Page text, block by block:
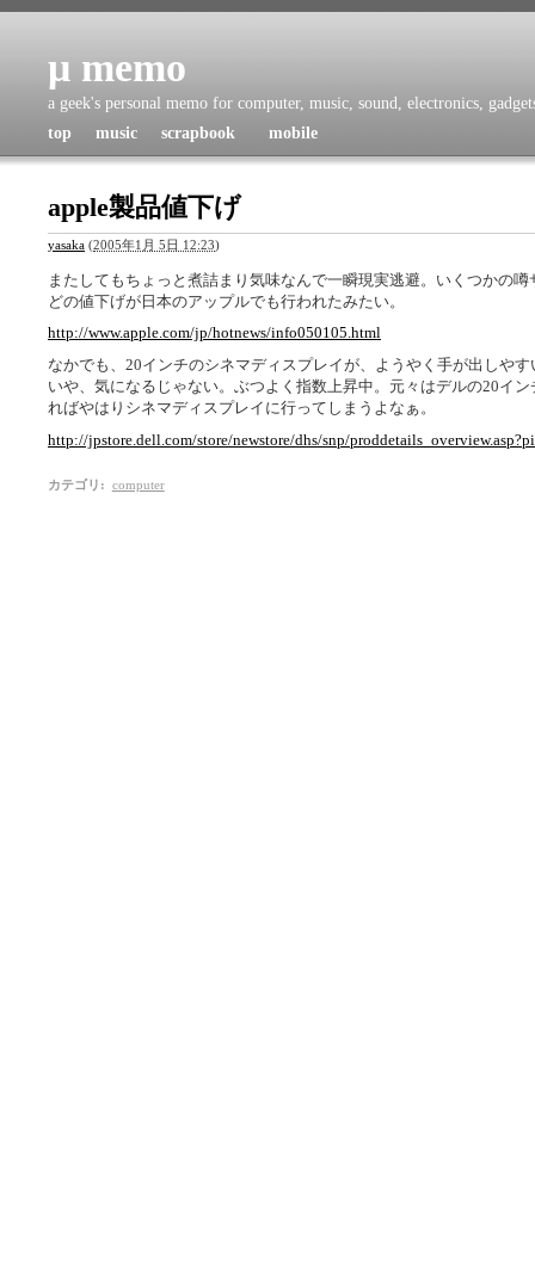
μ memo
a geek's personal memo for computer, music, sound, electronics,
top
music scrapbook mobile
apple製品値下げ
yasaka (2005年1月 5日 12:23)
またしてもちょっと煮詰まり気味なんで一瞬現実逃避。いくつかの
どの値下げが日本のアップルでも行われたみたい。
http://www.apple.com/jp/hotnews/info050105.html
なかでも、20インチのシネマディスプレイが、ようやく手が出しや
いや、気になるじゃない。ぶつよく指数上昇中。元々はデルの20イ
ればやはりシネマディスプレイに行ってしまうよなぁ。
http://jpstore.dell.com/store/newstore/dhs/snp/
カテゴリ : computer